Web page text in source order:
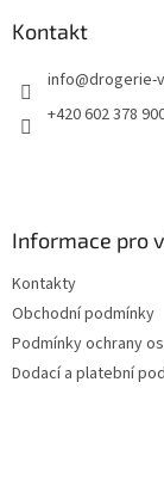
Kontakt
info@drogerie-
+420 602 378
Informace pro
Kontakty
Obchodní podmínky
Podmínky ochrany
Dodací a platební